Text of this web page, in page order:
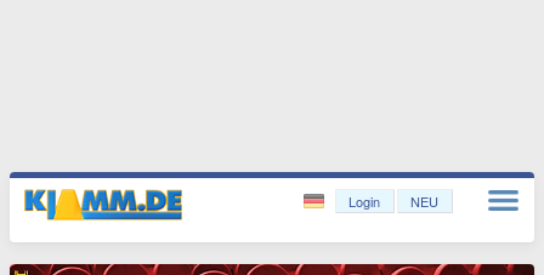
Login NEU